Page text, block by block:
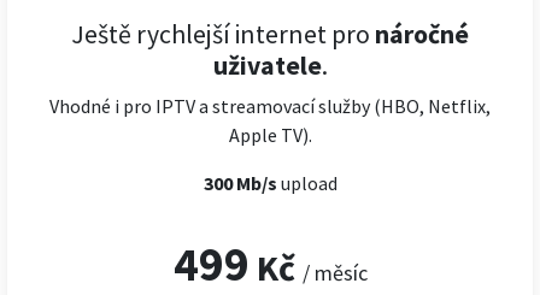
Ještě rychlejší internet pro náročné
uživatele.
Vhodné i pro IPTV a streamovací služby (HBO, Netflix,
Apple TV).
300 Mb/s upload
499 Kč / měsíc